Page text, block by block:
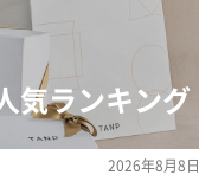
気ランキング
2026年8月8日